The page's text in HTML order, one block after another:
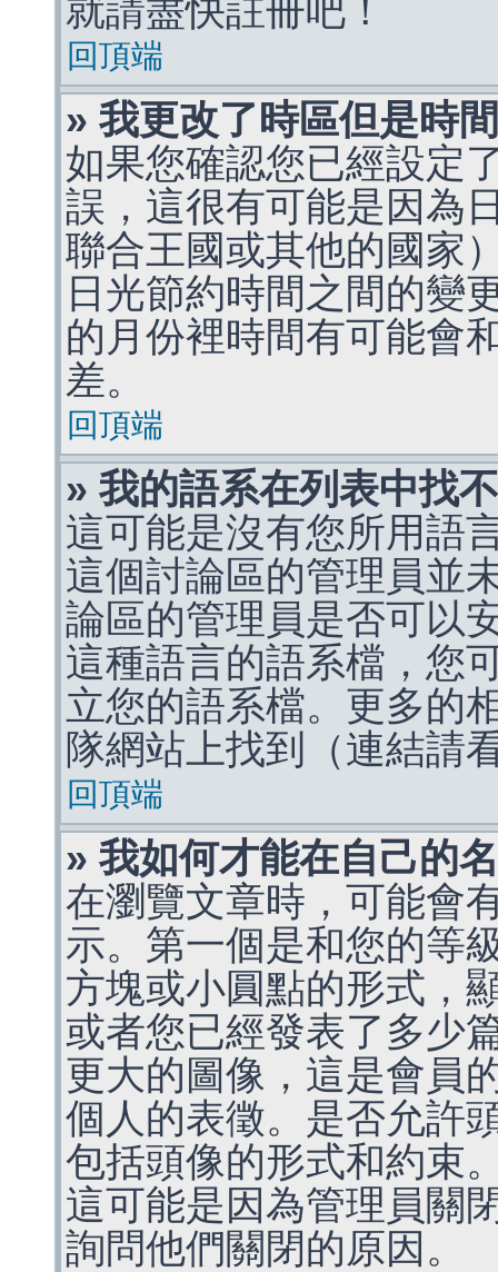
就請盡快註冊吧！
回頂端
» 我更改了時區但是時
如果您確認您已經設定
誤，這很有可能是因為
聯合王國或其他的國家
日光節約時間之間的變
的月份裡時間有可能會
差。
回頂端
» 我的語系在列表中找
這可能是沒有您所用語
這個討論區的管理員並
論區的管理員是否可以
這種語言的語系檔，您
立您的語系檔。更多的
隊網站上找到（連結請
回頂端
» 我如何才能在自己的
在瀏覽文章時，可能會
示。第一個是和您的等
方塊或小圓點的形式，
或者您已經發表了多少
更大的圖像，這是會員
個人的表徵。是否允許
包括頭像的形式和約束
這可能是因為管理員關
詢問他們關閉的原因。